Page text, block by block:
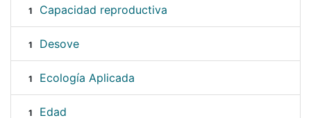
1 Capacidad reproductiva
1 Desove
1 Ecología Aplicada
1 Edad